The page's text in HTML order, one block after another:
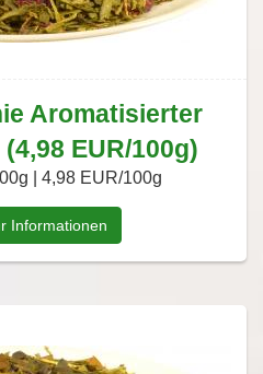
Aromatisierter
EUR/100g)
| 4,98 EUR/100g
Informationen